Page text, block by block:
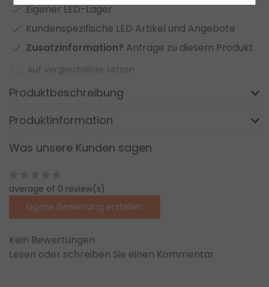
Eigener LED-Lager
Kundenspezifische LED Artikel und Angebote
Zusatzinformation? Anfrage zu diesem Produkt
Auf Vergleichsliste setzen
Produktbeschreibung
Produktinformation
Was unsere Kunden sagen
average of 0 review(s)
Eigene Bewertung erstellen
Kein Bewertungen
Lesen oder schreiben Sie einen Kommentar